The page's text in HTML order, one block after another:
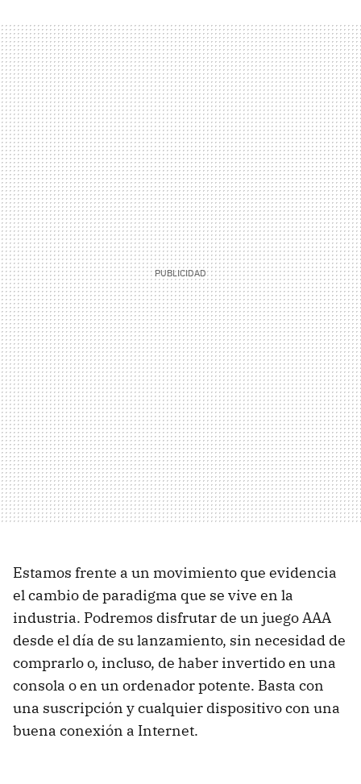
Estamos frente a un movimiento que evidencia
el cambio de paradigma que se vive en la
industria. Podremos disfrutar de un juego AAA
desde el día de su lanzamiento, sin necesidad de
comprarlo o, incluso, de haber invertido en una
consola o en un ordenador potente. Basta con
una suscripción y cualquier dispositivo con una
buena conexión a Internet.